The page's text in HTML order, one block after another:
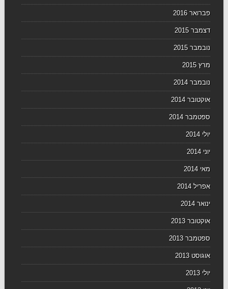
פברואר 2016
דצמבר 2015
נובמבר 2015
מרץ 2015
נובמבר 2014
אוקטובר 2014
ספטמבר 2014
יולי 2014
יוני 2014
מאי 2014
אפריל 2014
ינואר 2014
אוקטובר 2013
ספטמבר 2013
אוגוסט 2013
יולי 2013